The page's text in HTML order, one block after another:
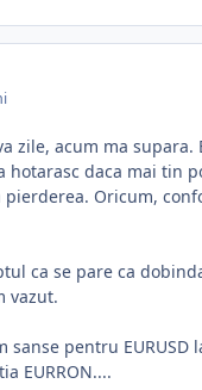
zile, acum ma
hotarasc daca mai tin
Oricum,
ca se pare ca
vazut.
sanse pentru
EURRON....